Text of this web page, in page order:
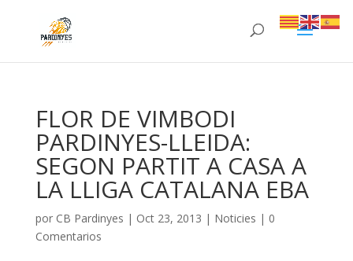
FLOR DE VIMBODI
PARDINYES-LLEIDA:
SEGON PARTIT A CASA A
LA LLIGA CATALANA EBA
por CB Pardinyes | Oct 23, 2013 | Noticies | 0
Comentarios